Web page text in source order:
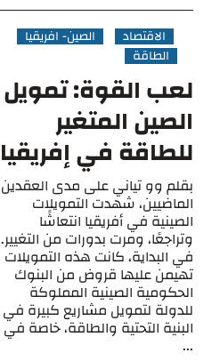
الاقتصاد
الصين- افريقيا
الطاقة
لعب القوة: تمويل
الصين المتغير
للطاقة في إفريقيا
بقلم وو تياني على مدى العقدين
الماضيين، شهدت التمويلات
الصينية في أفريقيا انتعاشًا
وتراجعًا، ومرت بدورات من التغيير.
في البداية، كانت هذه التمويلات
تهيمن عليها قروض من البنوك
الحكومية الصينية المملوكة
للدولة لتمويل مشاريع كبيرة في
البنية التحتية والطاقة، خاصة في
...